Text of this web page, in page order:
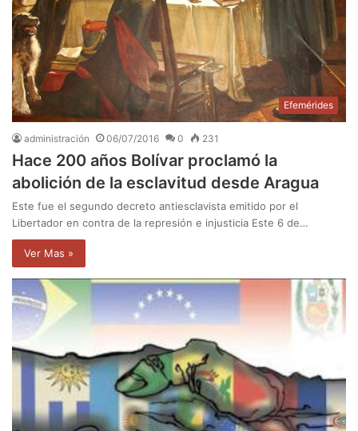
Efemérides
administración 06/07/2016 0 231
Hace 200 años Bolívar proclamó la
abolición de la esclavitud desde Aragua
Este fue el segundo decreto antiesclavista emitido por el
Libertador en contra de la represión e injusticia Este 6 de…
Ver Mas »